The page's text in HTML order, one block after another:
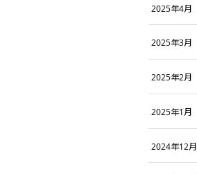
2025年4月
2025年3月
2025年2月
2025年1月
2024年12月